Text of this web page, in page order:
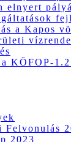
elnyert
a Kapos
KÖFOP-
Felvonulás
2023